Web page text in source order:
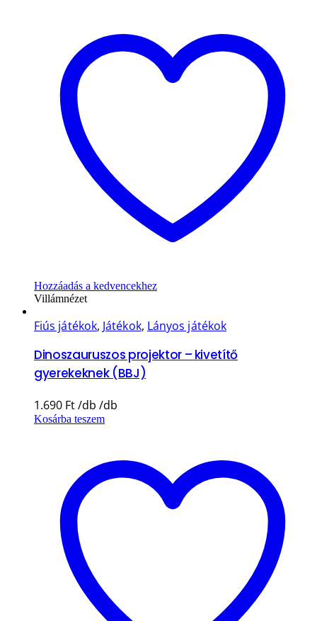
Hozzáadás a kedvencekhez
Villámnézet
Fiús játékok, Játékok, Lányos játékok
Dinoszauruszos projektor – kivetítő
gyerekeknek (BBJ)
1.690 Ft
Kosárba teszem